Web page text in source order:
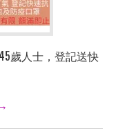
歲人士，登記送快